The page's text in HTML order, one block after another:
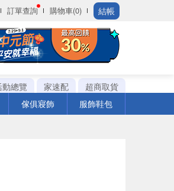
訂單查詢 購物車(0) 結帳
動總覽 家速配
超商取貨
傢俱寢飾 服飾鞋包